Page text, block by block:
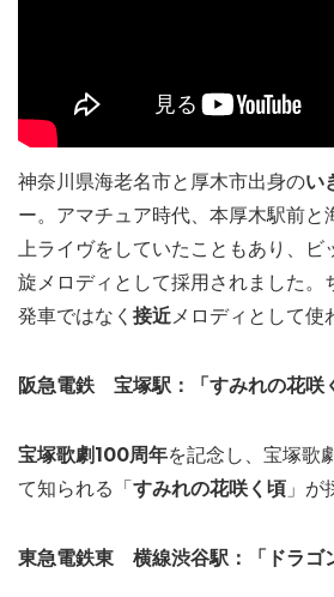
神奈川県海老名市と厚木市出身のい
ー。アマチュア時代、本厚木駅前と
上ライヴをしていたこともあり、ビ
旋メロディとして採用されました。
発車ではなく 接近メロディとして使
阪急電鉄 宝塚駅：「すみれの花咲
宝塚歌劇100周年を記念し、宝塚歌
て知られる「すみれの花咲く頃 」が
東急電鉄東 横線渋谷駅：「ドラゴ